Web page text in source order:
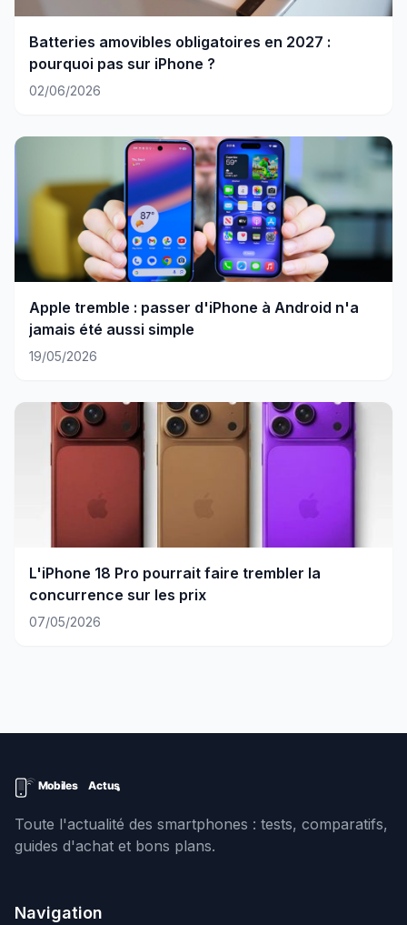
Batteries amovibles obligatoires en 2027 :
pourquoi pas sur iPhone ?
02/06/2026
Apple tremble : passer d'iPhone à Android n'a
jamais été aussi simple
19/05/2026
L'iPhone 18 Pro pourrait faire trembler la
concurrence sur les prix
07/05/2026
Toute l'actualité des smartphones : tests, comparatifs,
guides d'achat et bons plans.
Navigation